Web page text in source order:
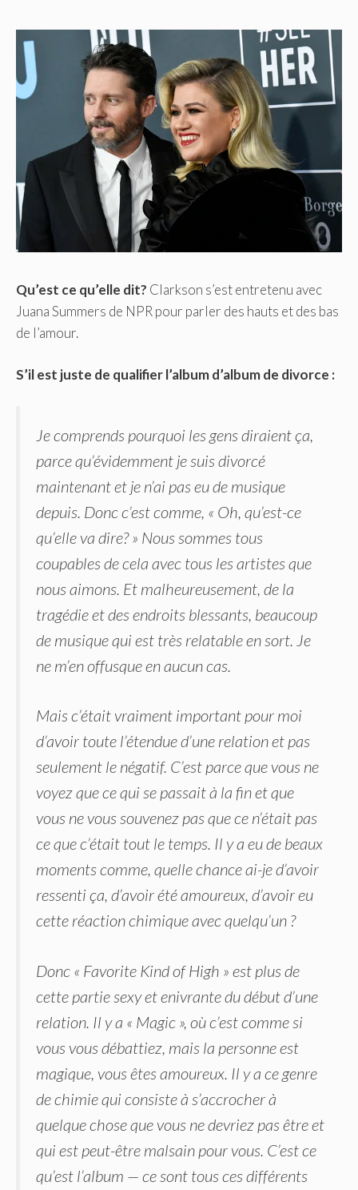
Qu’est ce qu’elle dit? Clarkson s’est entretenu avec
Juana Summers de NPR pour parler des hauts et des bas
de l’amour.
S’il est juste de qualifier l’album d’album de divorce :
Je comprends pourquoi les gens diraient ça,
parce qu’évidemment je suis divorcé
maintenant et je n’ai pas eu de musique
depuis. Donc c’est comme, « Oh, qu’est-ce
qu’elle va dire? » Nous sommes tous
coupables de cela avec tous les artistes que
nous aimons. Et malheureusement, de la
tragédie et des endroits blessants, beaucoup
de musique qui est très relatable en sort. Je
ne m’en offusque en aucun cas.
Mais c’était vraiment important pour moi
d’avoir toute l’étendue d’une relation et pas
seulement le négatif. C’est parce que vous ne
voyez que ce qui se passait à la fin et que
vous ne vous souvenez pas que ce n’était pas
ce que c’était tout le temps. Il y a eu de beaux
moments comme, quelle chance ai-je d’avoir
ressenti ça, d’avoir été amoureux, d’avoir eu
cette réaction chimique avec quelqu’un ?
Donc « Favorite Kind of High » est plus de
cette partie sexy et enivrante du début d’une
relation. Il y a « Magic », où c’est comme si
vous vous débattiez, mais la personne est
magique, vous êtes amoureux. Il y a ce genre
de chimie qui consiste à s’accrocher à
quelque chose que vous ne devriez pas être et
qui est peut-être malsain pour vous. C’est ce
qu’est l’album — ce sont tous ces différents